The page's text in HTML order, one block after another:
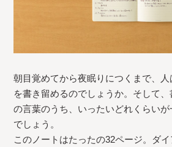
朝目覚めてから夜眠りにつくまで、
を書き留めるのでしょうか。そして
の言葉のうち、いったいどれくらい
でしょう。
このノートはたったの32ページ。ダ